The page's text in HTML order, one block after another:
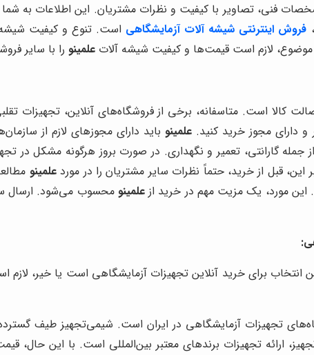
فنی، تصاویر با کیفیت و نظرات مشتریان. این اطلاعات به
، فروش اینترنتی شیشه آلات آزمایشگاهی است. تنوع و کیفیت شیشه
موضوع، لازم است قیمت‌ها و کیفیت شیشه آلات علمینورا با سایر
کالا است. متاسفانه، برخی از فروشگاه‌های آنلاین،
و دارای مجوز خرید کنید. علمینوباید دارای مجوزهای لازم از
گارانتی، تعمیر و نگهداری. در صورت بروز هرگونه مشکل در
این، قبل از خرید، حتماً نظرات سایر مشتریان را در موردعلمینو
این مورد، یک مزیت مهم در خرید ازعلمینو محسوب می‌شود. ارسال
انتخاب برای خرید آنلاین تجهیزات آزمایشگاهی است یا خیر،
تجهیزات آزمایشگاهی در ایران است. شیمی‌تجهیز طیف
ارائه تجهیزات برندهای معتبر بین‌المللی است. با این حال،